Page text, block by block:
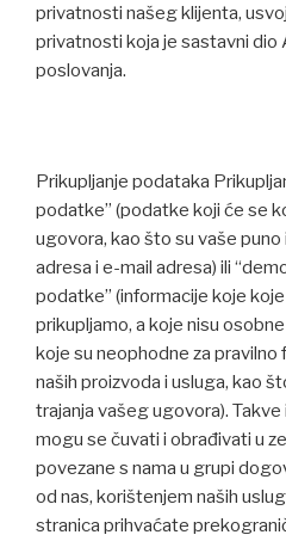
privatnosti našeg klijenta,
privatnosti koja je sastavni dio
poslovanja.
Prikupljanje podataka
podatke” (podatke koji će se
ugovora, kao što su vaše
adresa i e-mail adresa) ili
podatke” (informacije koje
prikupljamo, a koje nisu
koje su neophodne za pravilno
naših proizvoda i usluga, kao
trajanja vašeg ugovora).
mogu se čuvati i obrađivati ​​u
povezane s nama u grupi
od nas, korištenjem naših
stranica prihvaćate